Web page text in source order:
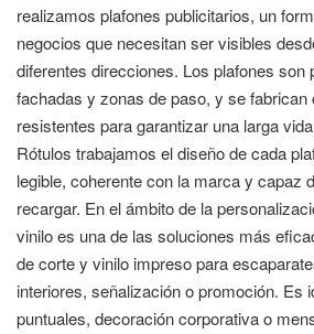
realizamos plafones publicitarios, un
negocios que necesitan ser visibles
diferentes direcciones. Los plafones son
fachadas y zonas de paso, y se fabrican
resistentes para garantizar una larga
Rótulos trabajamos el diseño de cada
legible, coherente con la marca y capaz
recargar. En el ámbito de la
vinilo es una de las soluciones más
de corte y vinilo impreso para
interiores, señalización o promoción. Es
puntuales, decoración corporativa o